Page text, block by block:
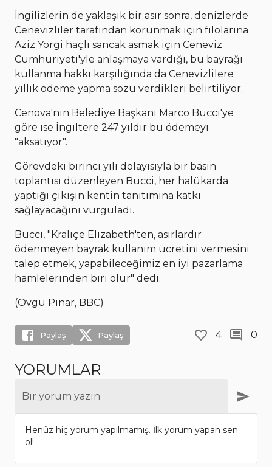
İngilizlerin de yaklaşık bir asır sonra, denizlerde
Cenevizliler tarafından korunmak için filolarına
Aziz Yorgi haçlı sancak asmak için Ceneviz
Cumhuriyeti'yle anlaşmaya vardığı, bu bayrağı
kullanma hakkı karşılığında da Cenevizlilere
yıllık ödeme yapma sözü verdikleri belirtiliyor.
Cenova'nın Belediye Başkanı Marco Bucci'ye
göre ise İngiltere 247 yıldır bu ödemeyi
"aksatıyor".
Görevdeki birinci yılı dolayısıyla bir basın
toplantısı düzenleyen Bucci, her halükarda
yaptığı çıkışın kentin tanıtımına katkı
sağlayacağını vurguladı.
Bucci, "Kraliçe Elizabeth'ten, asırlardır
ödenmeyen bayrak kullanım ücretini vermesini
talep etmek, yapabileceğimiz en iyi pazarlama
hamlelerinden biri olur" dedi.
(Övgü Pınar, BBC)
Paylaş Paylaş 4 0
YORUMLAR
Bir yorum yazın
Henüz hiç yorum yapılmamış. İlk yorum yapan sen
ol!